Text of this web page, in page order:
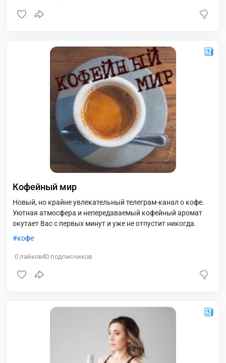
Кофейный мир
Новый, но крайне увлекательный телеграм-канал о кофе.
Уютная атмосфера и непередаваемый кофейный аромат
окутает Вас с первых минут и уже не отпустит никогда.
кофе
0 лайков40 подписчиков